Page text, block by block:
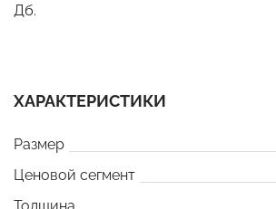
Дб.
ХАРАКТЕРИСТИКИ
Размер
Ценовой сегмент
Толщина